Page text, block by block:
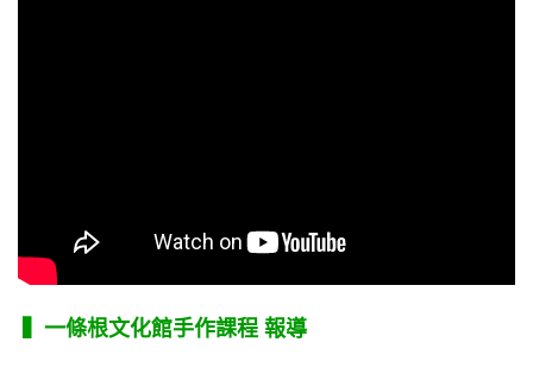
▍一條根文化館手作課程 報導